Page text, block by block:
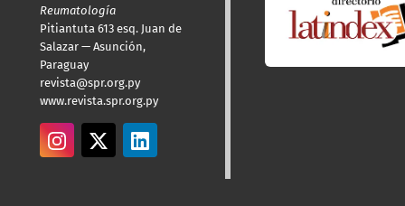
Reumatología
Pitiantuta 613 esq. Juan de
Salazar — Asunción,
Paraguay
revista@spr.org.py
www.revista.spr.org.py